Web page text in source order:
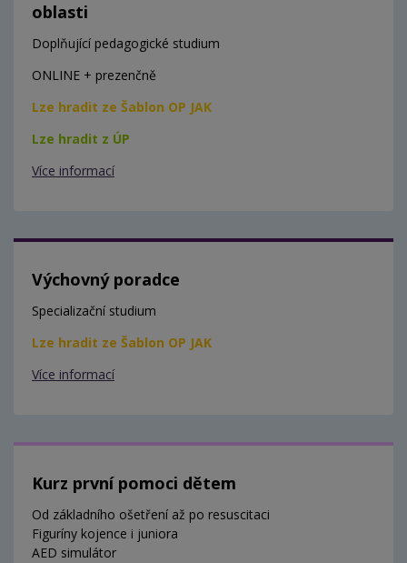
oblasti
Doplňující pedagogické studium
ONLINE + prezenčně
Lze hradit ze Šablon OP JAK
Lze hradit z ÚP
Více informací
Výchovný poradce
Specializační studium
Lze hradit ze Šablon OP JAK
Více informací
Kurz první pomoci dětem
Od základního ošetření až po resuscitaci
Figuríny kojence i juniora
AED simulátor